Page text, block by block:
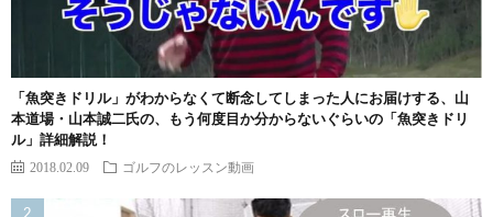
「魚突きドリル」がわからなくて断念してしまった人にお届けする、山
本道場・山本誠二氏の、もう何度目か分からないぐらいの「魚突きドリ
ル」詳細解説！
2018.02.09 ゴルフのレッスン動画